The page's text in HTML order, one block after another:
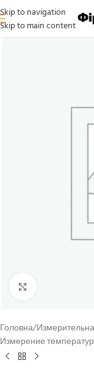
Skip to navigation
Skip to main content
Головна/
Измерение